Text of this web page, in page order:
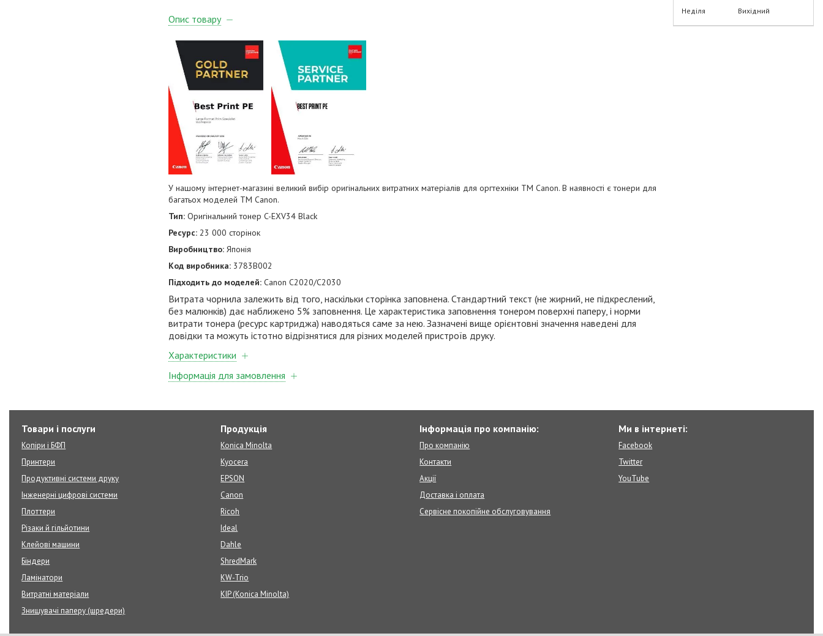
Опис товару
У нашому інтернет-магазині великий вибір оригінальних витратних матеріалів для оргтехніки TM Canon. В наявності є тонери для
багатьох моделей TM Canon.
Тип: Оригінальний тонер C-EXV34 Black
Ресурс: 23 000 сторінок
Виробництво: Японія
Код виробника: 3783B002
Підходить до моделей: Canon C2020/C2030
Витрата чорнила залежить від того, наскільки сторінка заповнена. Стандартний текст (не жирний, не підкреслений,
без малюнків) дає наближено 5% заповнення. Це характеристика заповнення тонером поверхні паперу, і норми
витрати тонера (ресурс картриджа) наводяться саме за нею. Зазначені вище орієнтовні значення наведені для
довідки та можуть істотно відрізнятися для різних моделей пристроїв друку.
Характеристики
Інформація для замовлення
Неділя
Вихідний
Товари і послуги
Копіри і БФП
Принтери
Продуктивні системи друку
Інженерні цифрові системи
Плоттери
Різаки й гільйотини
Клейові машини
Біндери
Ламінатори
Витратні матеріали
Знищувачі паперу (шредери)
Продукція
Konica Minolta
Kyocera
EPSON
Canon
Ricoh
Ideal
Dahle
ShredMark
KW-Trio
KIP (Konica Minolta)
Інформація про компанію:
Про компанію
Контакти
Акції
Доставка і оплата
Сервісне покопійне обслуговування
Ми в інтернеті:
Facebook
Twitter
YouTube